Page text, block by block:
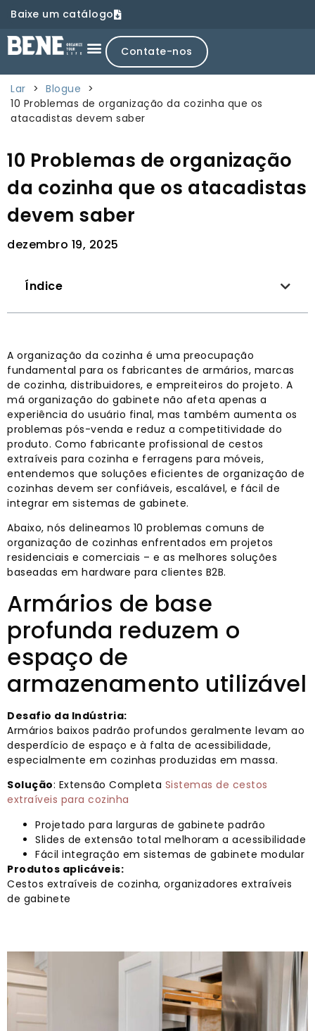
Baixe um catálogo
Contate-nos
Lar > Blogue >
10 Problemas de organização da cozinha que os
atacadistas devem saber
10 Problemas de organização
da cozinha que os atacadistas
devem saber
dezembro 19, 2025
Índice
A organização da cozinha é uma preocupação
fundamental para os fabricantes de armários, marcas
de cozinha, distribuidores, e empreiteiros do projeto. A
má organização do gabinete não afeta apenas a
experiência do usuário final, mas também aumenta os
problemas pós-venda e reduz a competitividade do
produto. Como fabricante profissional de cestos
extraíveis para cozinha e ferragens para móveis,
entendemos que soluções eficientes de organização de
cozinhas devem ser confiáveis, escalável, e fácil de
integrar em sistemas de gabinete.
Abaixo, nós delineamos 10 problemas comuns de
organização de cozinhas enfrentados em projetos
residenciais e comerciais – e as melhores soluções
baseadas em hardware para clientes B2B.
Armários de base
profunda reduzem o
espaço de
armazenamento utilizável
Desafio da Indústria:
Armários baixos padrão profundos geralmente levam ao
desperdício de espaço e à falta de acessibilidade,
especialmente em cozinhas produzidas em massa.
Solução: Extensão Completa Sistemas de cestos
extraíveis para cozinha
Projetado para larguras de gabinete padrão
Slides de extensão total melhoram a acessibilidade
Fácil integração em sistemas de gabinete modular
Produtos aplicáveis:
Cestos extraíveis de cozinha, organizadores extraíveis
de gabinete